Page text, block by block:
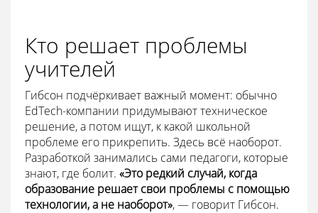
Кто решает проблемы
учителей
Гибсон подчёркивает важный момент: обычно
EdTech-компании придумывают техническое
решение, а потом ищут, к какой школьной
проблеме его прикрепить. Здесь всё наоборот.
Разработкой занимались сами педагоги, которые
знают, где болит. «Это редкий случай, когда
образование решает свои проблемы с помощью
технологии, а не наоборот», — говорит Гибсон.